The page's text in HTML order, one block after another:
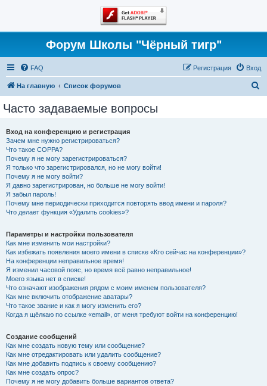
Форум Школы "Чёрный тигр"
FAQ Вход
Регистрация
На главную Список форумов
Часто задаваемые вопросы
Вход на конференцию и регистрация
Зачем мне нужно регистрироваться?
Что такое COPPA?
Почему я не могу зарегистрироваться?
Я только что зарегистрировался, но не могу войти!
Почему я не могу войти?
Я давно зарегистрирован, но больше не могу войти!
Я забыл пароль!
Почему мне периодически приходится повторять ввод имени и пароля?
Что делает функция «Удалить cookies»?
Параметры и настройки пользователя
Как мне изменить мои настройки?
Как избежать появления моего имени в списке «Кто сейчас на конференции»?
На конференции неправильное время!
Я изменил часовой пояс, но время всё равно неправильное!
Моего языка нет в списке!
Что означают изображения рядом с моим именем пользователя?
Как мне включить отображение аватары?
Что такое звание и как я могу изменить его?
Когда я щёлкаю по ссылке «email», от меня требуют войти на конференцию!
Создание сообщений
Как мне создать новую тему или сообщение?
Как мне отредактировать или удалить сообщение?
Как мне добавить подпись к своему сообщению?
Как мне создать опрос?
Почему я не могу добавить больше вариантов ответа?